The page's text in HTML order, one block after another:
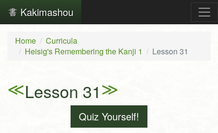
Kakimashou
Home
Curricula
Heisig's Remembering the Kanji 1
Lesson 31
≪Lesson 31≫
Quiz Yourself!